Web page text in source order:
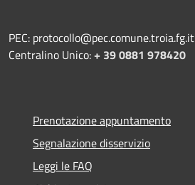
PEC: protocollo@pec.comune.troia.fg.it
Centralino Unico:+ 39 0881 978420
Prenotazione appuntamento
Segnalazione disservizio
Leggi le FAQ